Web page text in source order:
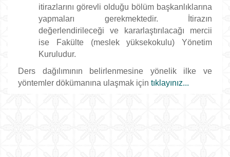
itirazlarını görevli olduğu bölüm başkanlıklarına
yapmaları gerekmektedir. İtirazın
değerlendirileceği ve kararlaştırılacağı mercii
ise Fakülte (meslek yüksekokulu) Yönetim
Kuruludur.
Ders dağılımının belirlenmesine yönelik ilke ve
yöntemler dökümanına ulaşmak için tıklayınız...